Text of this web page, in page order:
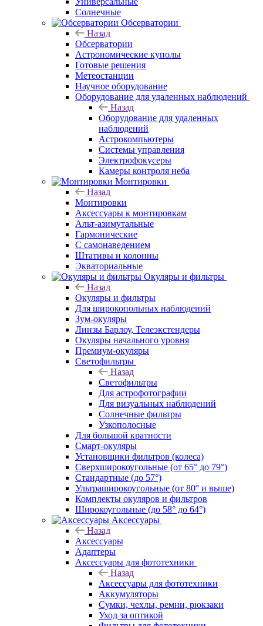
Солнечные
Обсерватории
Назад
Обсерватории
Астрономические куполы
Готовые решения
Метеостанции
Научное оборудование
Оборудование для удаленных наблюдений
Назад
Оборудование для удаленных
наблюдений
Астрокомпьютеры
Системы управления
Электрофокусеры
Камеры контроля неба
Монтировки
Назад
Монтировки
Аксессуары к монтировкам
Альт-азимутальные
Гармонические
С самонаведением
Штативы и колонны
Экваториальные
Окуляры и фильтры
Назад
Окуляры и фильтры
Для широкопольных наблюдений
Зум-окуляры
Линзы Барлоу, Телеэкстендеры
Окуляры начального уровня
Премиум-окуляры
Светофильтры
Назад
Светофильтры
Для астрофотографии
Для визуальных наблюдений
Солнечные фильтры
Узкополосные
Для большой кратности
Смарт-окуляры
Установщики фильтров (колеса)
Сверхширокоугольные (от 65° до 79°)
Стандартные (до 57°)
Ультраширокоугольные (от 80° и выше)
Комплекты окуляров и фильтров
Широкоугольные (до 58° до 64°)
Аксессуары
Назад
Аксессуары
Адаптеры
Аксессуары для фототехники
Назад
Аксессуары для фототехники
Аккумуляторы
Сумки, чехлы, ремни, рюкзаки
Уход за оптикой